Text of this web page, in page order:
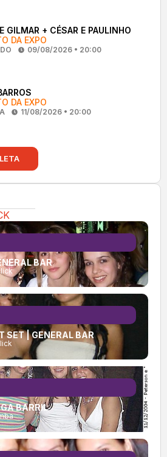
GILMAR + CÉSAR E PAULINHO
DA EXPO
09/08/2026 • 20:00
DA EXPO
11/08/2026 • 20:00
BAR
SET | GENERAL BAR
BARRIL